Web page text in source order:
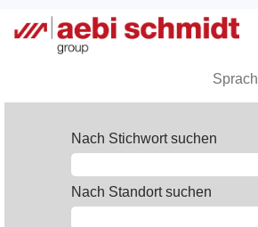
Nach Stichwort suchen
Nach Standort suchen